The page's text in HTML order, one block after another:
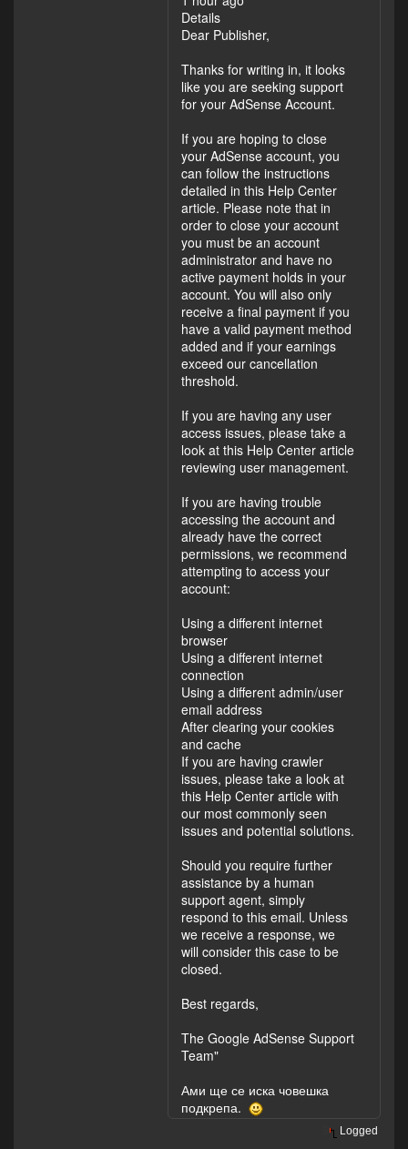
Details
Dear Publisher,
Thanks for writing in, it looks
like you are seeking support
for your AdSense Account.
If you are hoping to close
your AdSense account, you
can follow the instructions
detailed in this Help Center
article. Please note that in
order to close your account
you must be an account
administrator and have no
active payment holds in your
account. You will also only
receive a final payment if you
have a valid payment method
added and if your earnings
exceed our cancellation
threshold.
If you are having any user
access issues, please take a
look at this Help Center article
reviewing user management.
If you are having trouble
accessing the account and
already have the correct
permissions, we recommend
attempting to access your
account:
Using a different internet
browser
Using a different internet
connection
Using a different admin/user
email address
After clearing your cookies
and cache
If you are having crawler
issues, please take a look at
this Help Center article with
our most commonly seen
issues and potential solutions.
Should you require further
assistance by a human
support agent, simply
respond to this email. Unless
we receive a response, we
will consider this case to be
closed.
Best regards,
The Google AdSense Support
Team"
Ами ще се иска човешка
подкрепа.
Logged